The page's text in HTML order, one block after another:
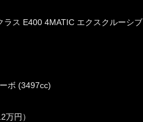
ス E400 4MATIC エクスクルーシブ
ボ (3497cc)
円）